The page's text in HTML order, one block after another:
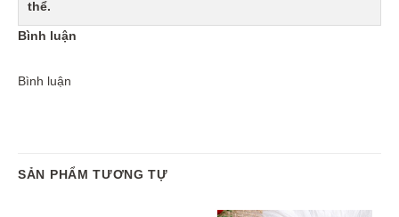
thể.
Bình luận
Bình luận
SẢN PHẨM TƯƠNG TỰ